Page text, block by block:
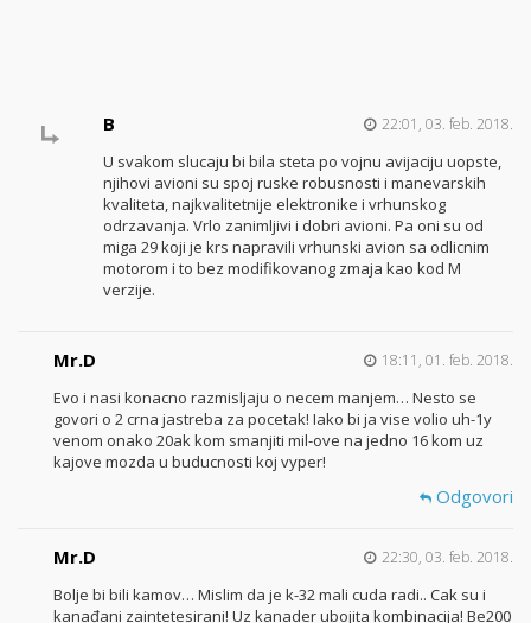
B 22:01, 03. feb. 2018.
U svakom slucaju bi bila steta po vojnu avijaciju uopste,
njihovi avioni su spoj ruske robusnosti i manevarskih
kvaliteta, najkvalitetnije elektronike i vrhunskog
odrzavanja. Vrlo zanimljivi i dobri avioni. Pa oni su od
miga 29 koji je krs napravili vrhunski avion sa odlicnim
motorom i to bez modifikovanog zmaja kao kod M
verzije.
Mr.D 18:11, 01. feb. 2018.
Evo i nasi konacno razmisljaju o necem manjem… Nesto se
govori o 2 crna jastreba za pocetak! Iako bi ja vise volio uh-1y
venom onako 20ak kom smanjiti mil-ove na jedno 16 kom uz
kajove mozda u buducnosti koj vyper!
Odgovori
Mr.D 22:30, 03. feb. 2018.
Bolje bi bili kamov… Mislim da je k-32 mali cuda radi.. Cak su i
kanađani zaintetesirani! Uz kanader ubojita kombinacija! Be200